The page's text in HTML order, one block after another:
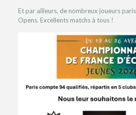
Et par ailleurs, de nombreux joueurs
Opens. Excellents matchs à tous !